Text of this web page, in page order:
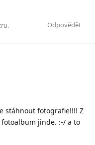
Odpovědět
.
stáhnout fotografie!!!! Z
jinde. :-/ a to